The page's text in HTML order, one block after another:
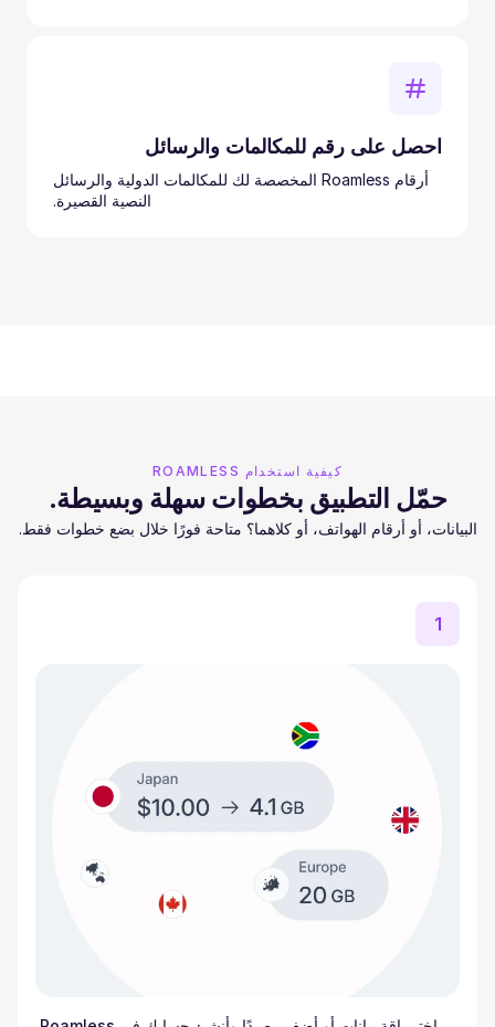
احصل على رقم للمكالمات والرسائل
أرقام Roamless المخصصة لك للمكالمات الدولية والرسائل
النصية القصيرة.
كيفية استخدام ROAMLESS
حمّل التطبيق بخطوات سهلة وبسيطة.
البيانات، أو أرقام الهواتف، أو كلاهما؟ متاحة فورًا خلال بضع خطوات فقط.
1